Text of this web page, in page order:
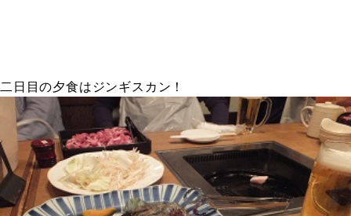
二日目の夕食はジンギスカン！